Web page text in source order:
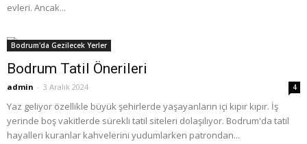
evleri. Ancak...
Bodrum'da Gezilecek Yerler
Bodrum Tatil Önerileri
admin - 3 Aralık 2024 4
Yaz geliyor özellikle büyük şehirlerde yaşayanların içi kıpır kıpır. İş
yerinde boş vakitlerde sürekli tatil siteleri dolaşılıyor. Bodrum'da tatil
hayalleri kuranlar kahvelerini yudumlarken patrondan...